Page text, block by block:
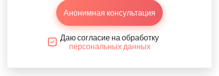
Анонимная консультация
Даю согласие на обработку
персональных данных